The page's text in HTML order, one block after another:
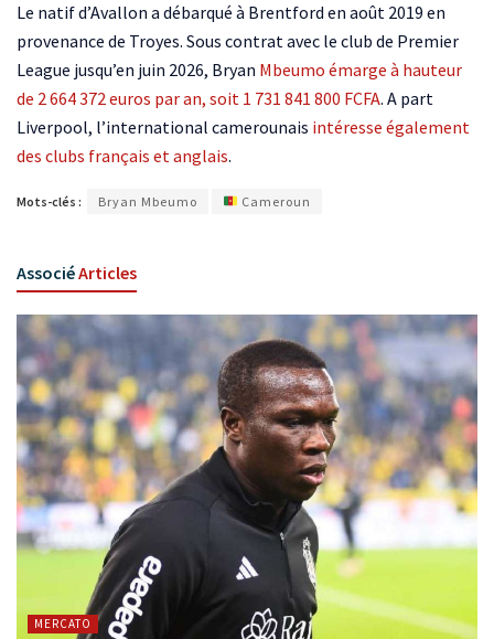
Le natif d’Avallon a débarqué à Brentford en août 2019 en
provenance de Troyes. Sous contrat avec le club de Premier
League jusqu’en juin 2026, Bryan Mbeumo émarge à hauteur
de 2 664 372 euros par an, soit 1 731 841 800 FCFA. A part
Liverpool, l’international camerounais intéresse également
des clubs français et anglais.
Mots-clés : Bryan Mbeumo Cameroun
AssociéArticles
MERCATO